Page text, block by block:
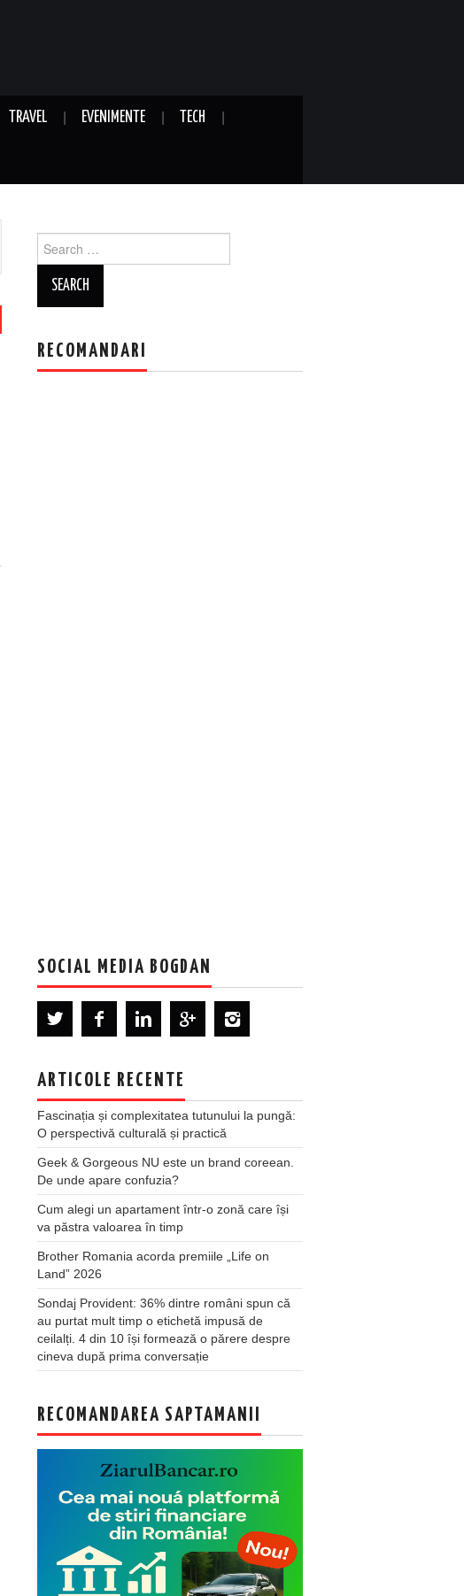
TRAVEL EVENIMENTE TECH
for:
RECOMANDARI
SOCIAL MEDIA BOGDAN
ARTICOLE RECENTE
Fascinația și complexitatea tutunului la pungă:
O perspectivă culturală și practică
Geek & Gorgeous NU este un brand coreean.
De unde apare confuzia?
Cum alegi un apartament într-o zonă care își
va păstra valoarea în timp
Brother Romania acorda premiile „Life on
Land” 2026
Sondaj Provident: 36% dintre români spun că
au purtat mult timp o etichetă impusă de
ceilalți. 4 din 10 își formează o părere despre
cineva după prima conversație
RECOMANDAREA SAPTAMANII